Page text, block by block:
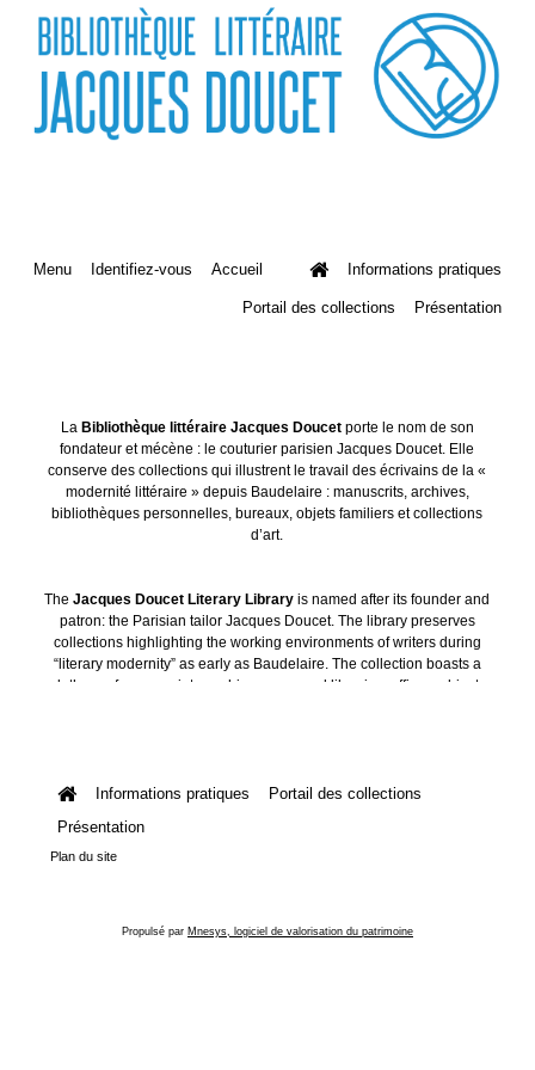
Menu Identifiez-vous Accueil Informations pratiques
Portail des collections Présentation
La Bibliothèque littéraire Jacques Doucetporte le nom de son
fondateur et mécène : le couturier parisien Jacques Doucet. Elle
conserve des collections qui illustrent le travail des écrivains de la «
modernité littéraire » depuis Baudelaire : manuscrits, archives,
bibliothèques personnelles, bureaux, objets familiers et collections
d’art.
TheJacques Doucet Literary Library is named after its founder and
patron: the Parisian tailor Jacques Doucet. The library preserves
collections highlighting the working environments of writers during
“literary modernity” as early as Baudelaire. The collection boasts a
plethora of manuscripts, archives, personal libraries, offices, objects
Informations pratiques
Portail des collections
Présentation
Plan du site
Propulsé par Mnesys, logiciel de valorisation du patrimoine